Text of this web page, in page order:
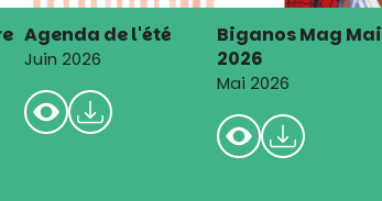
Agenda de l'été
Juin 2026
Biganos Mag Mai
2026
Mai 2026